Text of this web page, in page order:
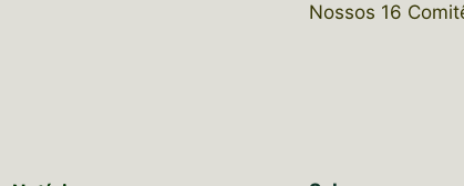
Nossos 16